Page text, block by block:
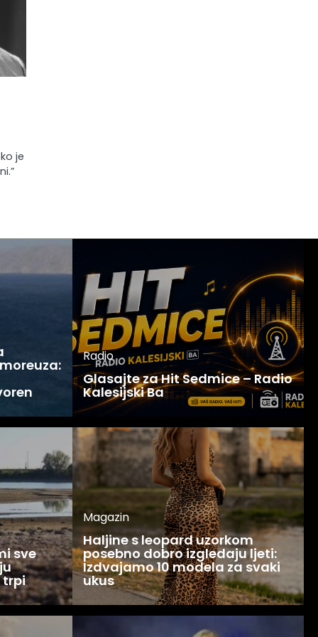
je
sve
trpi
Radio
Glasajte za Hit Sedmice – Radio
Kalesijski Ba
Magazin
Haljine s leopard uzorkom
posebno dobro izgledaju ljeti:
Izdvajamo 10 modela za svaki
ukus